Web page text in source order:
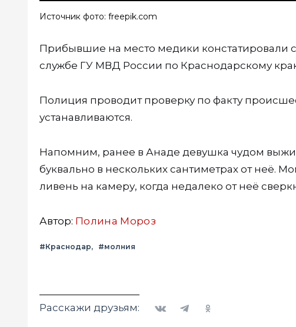
Источник фото: freepik.com
Прибывшие на место медики констатировали
службе ГУ МВД России по Краснодарскому
Полиция проводит проверку по факту
устанавливаются.
Напомним, ранее в Анаде девушка чудом
буквально в нескольких сантиметрах от неё.
ливень на камеру, когда недалеко от неё
Автор: Полина Мороз
#Краснодар #молния
Расскажи друзьям: